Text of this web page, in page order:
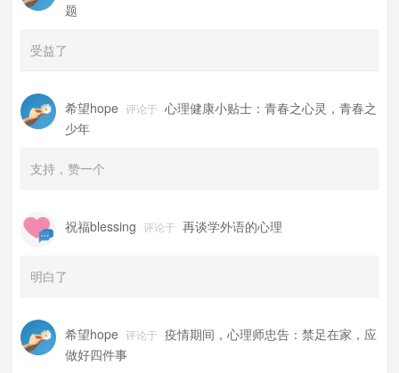
题
受益了
希望hope 评论于 心理健康小贴士：青春之心灵，青春之
少年
支持，赞一个
祝福blessing 评论于 再谈学外语的心理
明白了
希望hope 评论于 疫情期间，心理师忠告：禁足在家，应
做好四件事